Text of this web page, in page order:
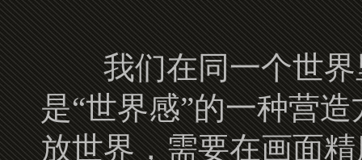
我们在同一个世界里
是“世界感”的一种营
放世界，需要在画面